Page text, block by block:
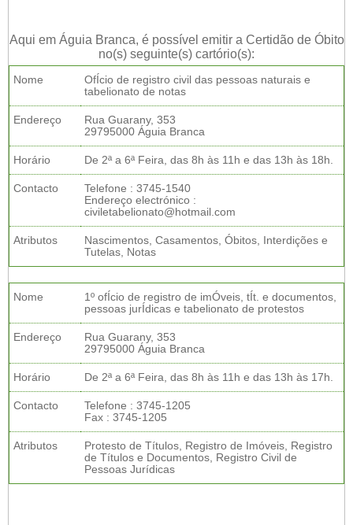
Aqui em Águia Branca, é possível emitir a Certidão de Óbito
no(s) seguinte(s) cartório(s):
Nome
OfÍcio de registro civil das pessoas naturais e
tabelionato de notas
Endereço
Rua Guarany, 353
29795000 Águia Branca
Horário De 2ª a 6ª Feira, das 8h às 11h e das 13h às 18h.
Contacto
Telefone : 3745-1540
Endereço electrónico :
civiletabelionato@hotmail.com
Atributos
Nascimentos, Casamentos, Óbitos, Interdições e
Tutelas, Notas
Nome
1º ofÍcio de registro de imÓveis, tÍt. e documentos,
pessoas jurÍdicas e tabelionato de protestos
Endereço
Rua Guarany, 353
29795000 Águia Branca
Horário De 2ª a 6ª Feira, das 8h às 11h e das 13h às 17h.
Contacto
Telefone : 3745-1205
Fax : 3745-1205
Atributos
Protesto de Títulos, Registro de Imóveis, Registro
de Títulos e Documentos, Registro Civil de
Pessoas Jurídicas